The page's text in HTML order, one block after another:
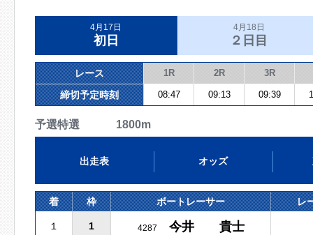
4月17日
初日
4月18日
２日目
レース 1R 2R 3R
締切予定時刻 08:47 09:13 09:39
予選特選 1800m
出走表 オッズ
着 枠 ボートレーサー レ
１ 1 4287 今井 貴士